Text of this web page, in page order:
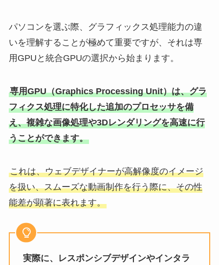
パソコンを選ぶ際、グラフィックス処理能力の違
いを理解することが極めて重要ですが、それは専
用GPUと統合GPUの選択から始まります。
専用GPU（Graphics Processing Unit）は、グラ
フィクス処理に特化した追加のプロセッサを備
え、複雑な画像処理や3Dレンダリングを高速に行
うことができます。
これは、ウェブデザイナーが高解像度のイメージ
を扱い、スムーズな動画制作を行う際に、その性
能差が顕著に表れます。
実際に、レスポンシブデザインやインタラ